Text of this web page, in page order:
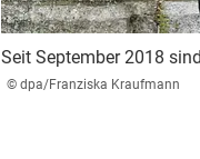
Seit September 2018
© dpa/Franziska Kraufmann